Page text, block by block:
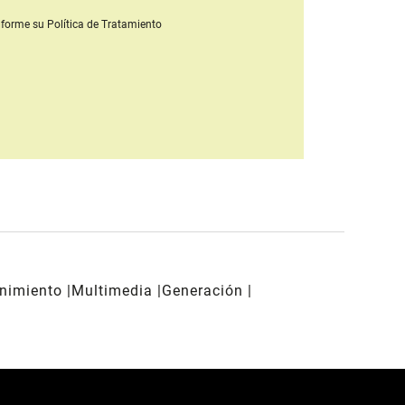
su Política de Tratamiento
Multimedia
Generación